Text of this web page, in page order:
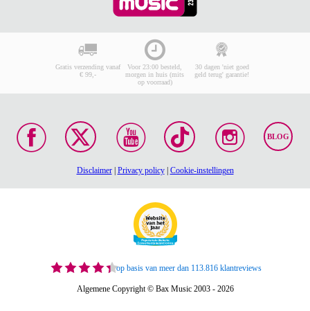
Gratis verzending vanaf
€ 99,-
Voor 23:00 besteld,
morgen in huis (mits
op voorraad)
30 dagen 'niet goed
geld terug' garantie!
BLOG
Disclaimer| Privacy policy| Cookie-instellingen
op basis van meer dan 113.816 klantreviews
Algemene Copyright © Bax Music 2003 - 2026